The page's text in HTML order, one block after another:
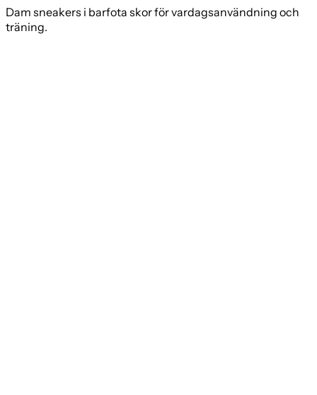
Dam sneakers i barfota skor för vardagsanvändning och
träning.